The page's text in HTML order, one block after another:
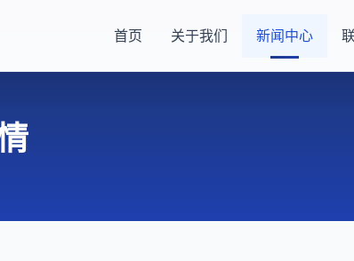
首页 关于我们 新闻中心